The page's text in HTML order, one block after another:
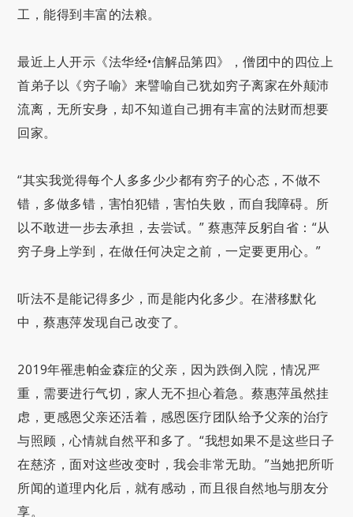
工，能得到丰富的法粮。
最近上人开示《法华经•信解品第四》，僧团中的四位上
首弟子以《穷子喻》来譬喻自己犹如穷子离家在外颠沛
流离，无所安身，却不知道自己拥有丰富的法财而想要
回家。
“其实我觉得每个人多多少少都有穷子的心态，不做不
错，多做多错，害怕犯错，害怕失败，而自我障碍。所
以不敢进一步去承担，去尝试。” 蔡惠萍反躬自省：“从
穷子身上学到，在做任何决定之前，一定要更用心。”
听法不是能记得多少，而是能内化多少。在潜移默化
中，蔡惠萍发现自己改变了。
2019年罹患帕金森症的父亲，因为跌倒入院，情况严
重，需要进行气切，家人无不担心着急。蔡惠萍虽然挂
虑，更感恩父亲还活着，感恩医疗团队给予父亲的治疗
与照顾，心情就自然平和多了。“我想如果不是这些日子
在慈济，面对这些改变时，我会非常无助。”当她把所听
所闻的道理内化后，就有感动，而且很自然地与朋友分
享。